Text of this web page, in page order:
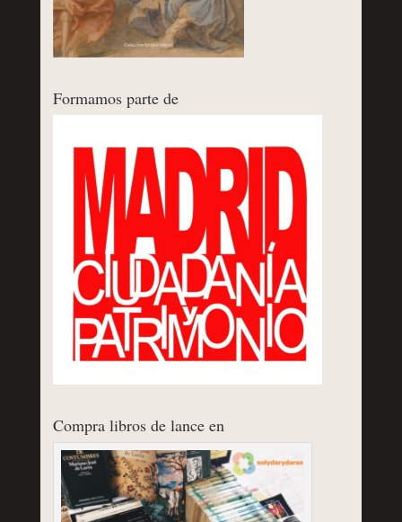
Formamos parte de
Compra libros de lance en